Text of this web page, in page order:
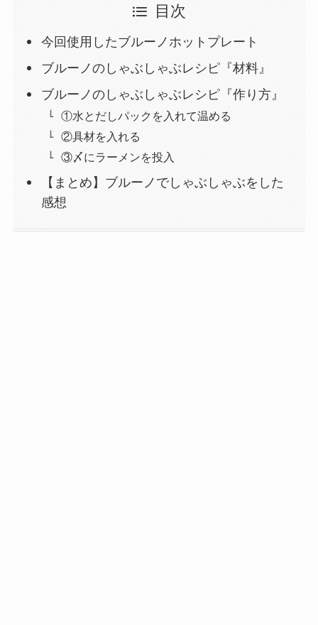
目次
今回使用したブルーノホットプレート
ブルーノのしゃぶしゃぶレシピ『材料』
ブルーノのしゃぶしゃぶレシピ『作り方』
①水とだしパックを入れて温める
②具材を入れる
③〆にラーメンを投入
【まとめ】ブルーノでしゃぶしゃぶをした
感想